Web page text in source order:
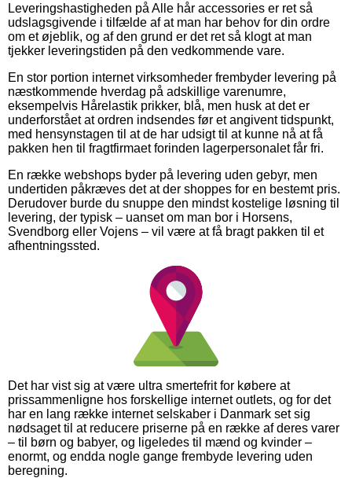
Leveringshastigheden på Alle hår accessories er ret så
udslagsgivende i tilfælde af at man har behov for din ordre
om et øjeblik, og af den grund er det ret så klogt at man
tjekker leveringstiden på den vedkommende vare.
En stor portion internet virksomheder frembyder levering på
næstkommende hverdag på adskillige varenumre,
eksempelvis Hårelastik prikker, blå, men husk at det er
underforstået at ordren indsendes før et angivent tidspunkt,
med hensynstagen til at de har udsigt til at kunne nå at få
pakken hen til fragtfirmaet forinden lagerpersonalet får fri.
En række webshops byder på levering uden gebyr, men
undertiden påkræves det at der shoppes for en bestemt pris.
Derudover burde du snuppe den mindst kostelige løsning til
levering, der typisk – uanset om man bor i Horsens,
Svendborg eller Vojens – vil være at få bragt pakken til et
afhentningssted.
Det har vist sig at være ultra smertefrit for købere at
prissammenligne hos forskellige internet outlets, og for det
har en lang række internet selskaber i Danmark set sig
nødsaget til at reducere priserne på en række af deres varer
– til børn og babyer, og ligeledes til mænd og kvinder –
enormt, og endda nogle gange frembyde levering uden
beregning.